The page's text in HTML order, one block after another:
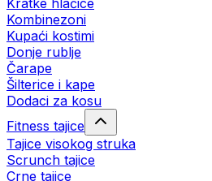
Kratke hlačice
Kombinezoni
Kupaći kostimi
Donje rublje
Čarape
Šilterice i kape
Dodaci za kosu
Fitness tajice
Tajice visokog struka
Scrunch tajice
Crne tajice